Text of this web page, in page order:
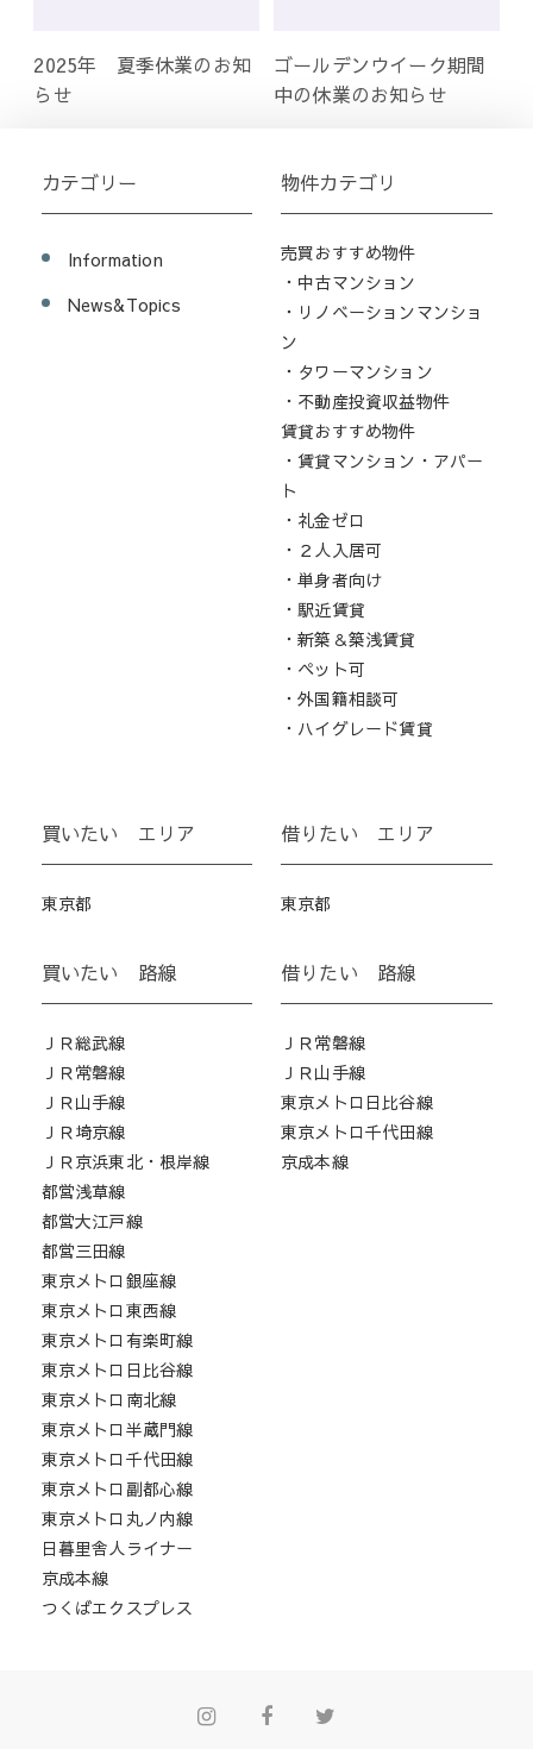
2025年 夏季休業のお知
らせ
ゴールデンウイーク期間
中の休業のお知らせ
カテゴリー
Information
News&Topics
物件カテゴリ
売買おすすめ物件
・中古マンション
・リノベーションマンショ
ン
・タワーマンション
・不動産投資収益物件
賃貸おすすめ物件
・賃貸マンション・アパー
ト
・礼金ゼロ
・２人入居可
・単身者向け
・駅近賃貸
・新築＆築浅賃貸
・ペット可
・外国籍相談可
・ハイグレード賃貸
買いたい エリア
東京都
買いたい 路線
ＪＲ総武線
ＪＲ常磐線
ＪＲ山手線
ＪＲ埼京線
ＪＲ京浜東北・根岸線
都営浅草線
都営大江戸線
都営三田線
東京メトロ銀座線
東京メトロ東西線
東京メトロ有楽町線
東京メトロ日比谷線
東京メトロ南北線
東京メトロ半蔵門線
東京メトロ千代田線
東京メトロ副都心線
東京メトロ丸ノ内線
日暮里舎人ライナー
京成本線
つくばエクスプレス
借りたい エリア
東京都
借りたい 路線
ＪＲ常磐線
ＪＲ山手線
東京メトロ日比谷線
東京メトロ千代田線
京成本線
InstagramFacebook